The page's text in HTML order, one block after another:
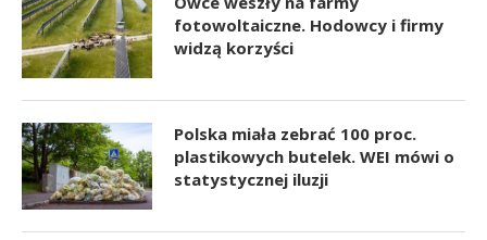
fotowoltaiczne. Hodowcy i firmy
widzą korzyści
Polska miała zebrać 100 proc.
plastikowych butelek. WEI mówi o
statystycznej iluzji